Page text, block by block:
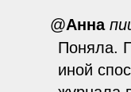
@Анна
Поняла.
иной